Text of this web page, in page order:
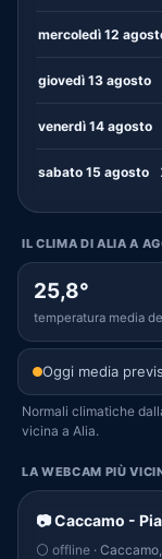
mercoledì 12
giovedì 13 agosto
venerdì 14 agosto
sabato 15 agosto
IL CLIMA DI ALIA A
25,8°
temperatura media
Oggi media
Normali climatiche
vicina a Alia.
LA WEBCAM PIÙ
📷 Caccamo -
⚪ offline ·